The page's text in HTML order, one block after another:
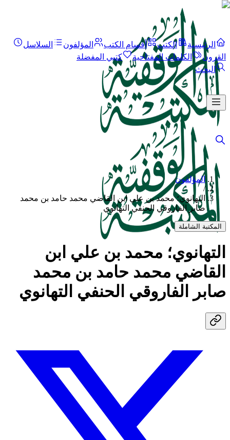
الرئيسية الكتب أقسام الكتب المؤلفون
السلاسل
القرون
الكلمات المفتاحية
كتبي المفضلة
البحث
المؤلفون
/
التهانوي؛ محمد بن علي ابن القاضي محمد حامد بن محمد
صابر الفاروقي الحنفي التهانوي
المكتبة الشاملة
التهانوي؛ محمد بن علي ابن
القاضي محمد حامد بن محمد
صابر الفاروقي الحنفي التهانوي